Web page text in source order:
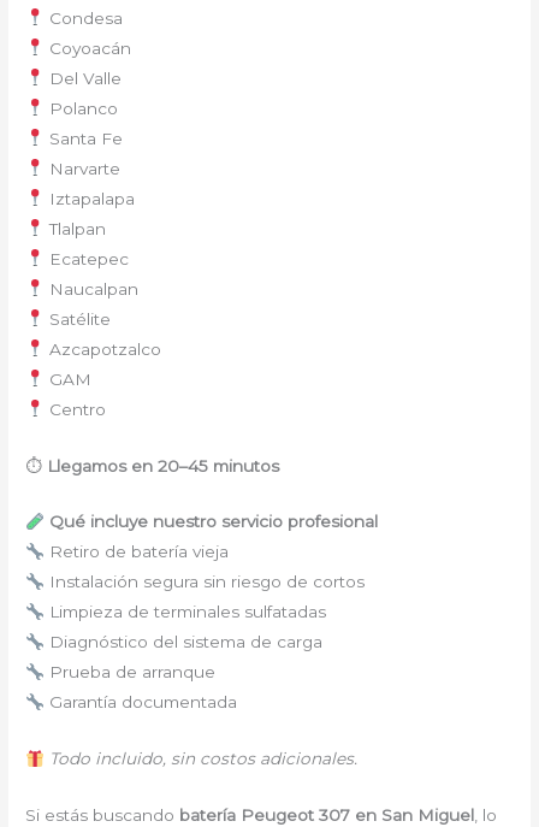
Condesa
Coyoacán
Del Valle
Polanco
Santa Fe
Narvarte
Iztapalapa
Tlalpan
Ecatepec
Naucalpan
Satélite
Azcapotzalco
GAM
Centro
⏱ Llegamos en 20–45 minutos
Qué incluye nuestro servicio profesional
Retiro de batería vieja
Instalación segura sin riesgo de cortos
Limpieza de terminales sulfatadas
Diagnóstico del sistema de carga
Prueba de arranque
Garantía documentada
Todo incluido, sin costos adicionales.
Si estás buscando batería Peugeot 307 en San Miguel , lo